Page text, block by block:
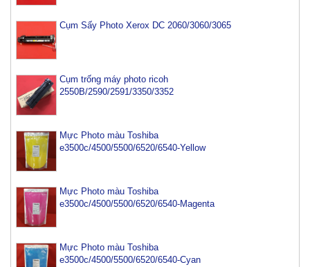
Cụm Sấy Photo Xerox DC 2060/3060/3065
Cụm trống máy photo ricoh
2550B/2590/2591/3350/3352
Mực Photo màu Toshiba
e3500c/4500/5500/6520/6540-Yellow
Mực Photo màu Toshiba
e3500c/4500/5500/6520/6540-Magenta
Mực Photo màu Toshiba
e3500c/4500/5500/6520/6540-Cyan